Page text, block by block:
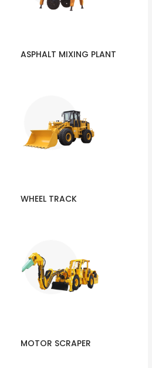
ASPHALT MIXING PLANT
WHEEL TRACK
MOTOR SCRAPER